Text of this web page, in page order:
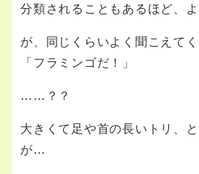
分類されることもあるほど、よ
が、同じくらいよく聞こえて
「フラミンゴだ！」
……？？
大きくて足や首の長いトリ、
が…